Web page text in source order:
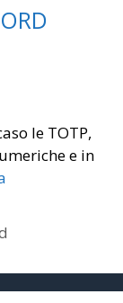
le TOTP,
e in